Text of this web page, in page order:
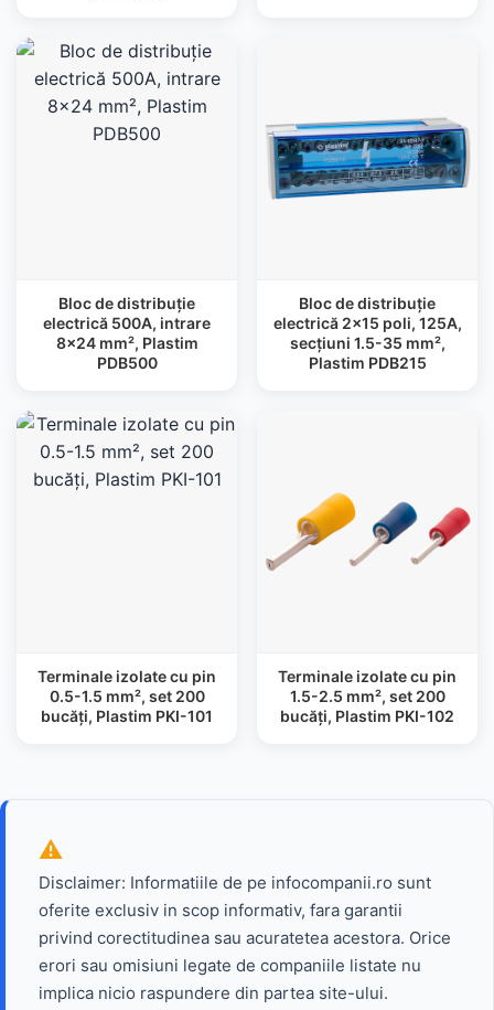
Bloc de distribuție
electrică 500A, intrare
8×24 mm², Plastim
PDB500
Bloc de distribuție
electrică 2×15 poli, 125A,
secțiuni 1.5-35 mm²,
Plastim PDB215
Terminale izolate cu pin
0.5-1.5 mm², set 200
bucăți, Plastim PKI-101
Terminale izolate cu pin
1.5-2.5 mm², set 200
bucăți, Plastim PKI-102
Disclaimer: Informatiile de pe infocompanii.ro sunt
oferite exclusiv in scop informativ, fara garantii
privind corectitudinea sau acuratetea acestora. Orice
erori sau omisiuni legate de companiile listate nu
implica nicio raspundere din partea site-ului.